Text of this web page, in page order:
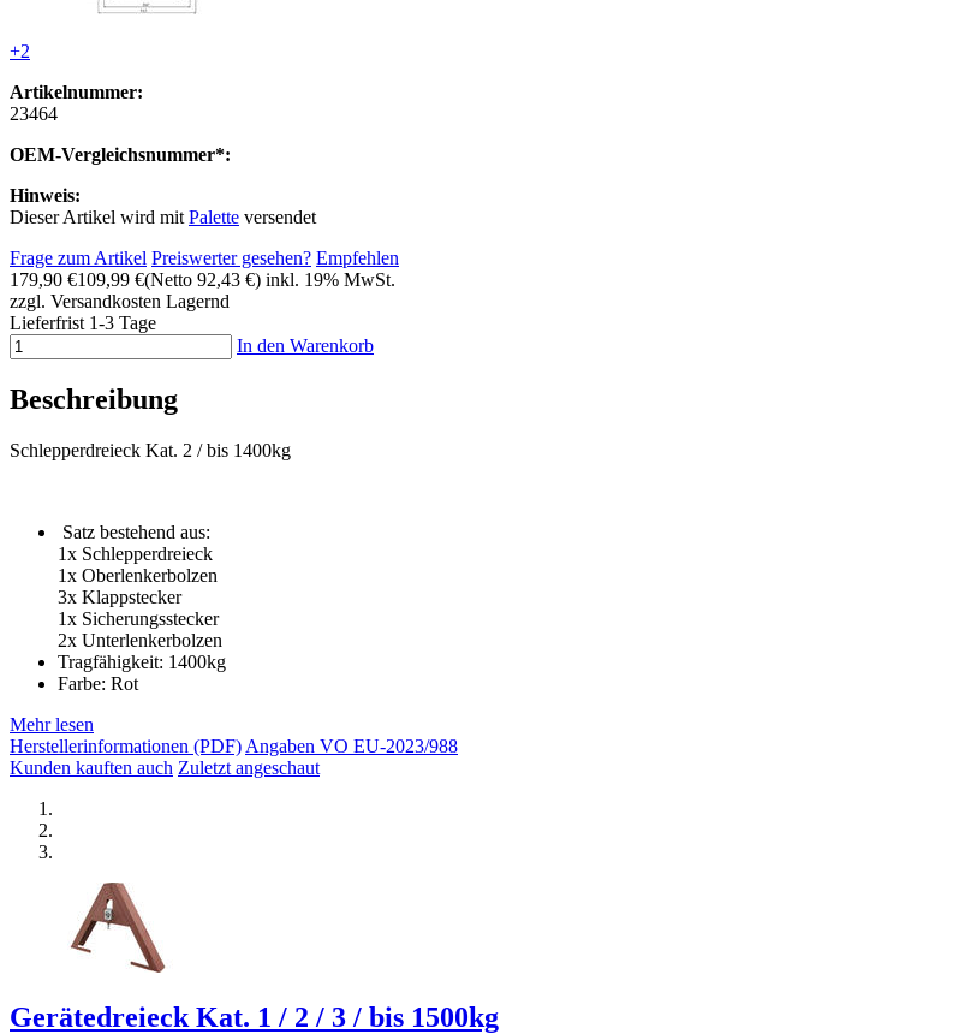
+2
Artikelnummer:
23464
OEM-Vergleichsnummer*:
Hinweis:
Dieser Artikel wird mit Palette versendet
Frage zum Artikel Preiswerter gesehen? Empfehlen
179,90 €109,99 €(Netto 92,43 €) inkl. 19% MwSt.
zzgl. Versandkosten Lagernd
Lieferfrist 1-3 Tage
In den Warenkorb
Beschreibung
Schlepperdreieck Kat. 2 / bis 1400kg
Satz bestehend aus:
1x Schlepperdreieck
1x Oberlenkerbolzen
3x Klappstecker
1x Sicherungsstecker
2x Unterlenkerbolzen
Tragfähigkeit: 1400kg
Farbe: Rot
Mehr lesen
Herstellerinformationen (PDF) Angaben VO EU-2023/988
Kunden kauften auch Zuletzt angeschaut
Gerätedreieck Kat. 1 / 2 / 3 / bis 1500kg